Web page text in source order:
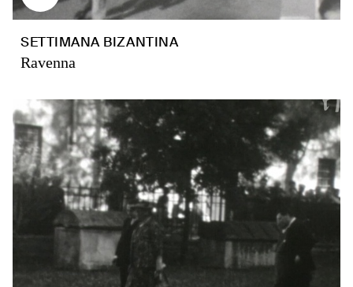
SETTIMANA BIZANTINA
Ravenna